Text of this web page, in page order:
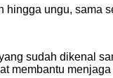
ungu, sama
sudah dikenal
membantu